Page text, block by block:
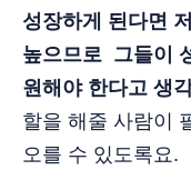
성장하게 된다면
높으므로 그들이
원해야 한다고 생
할을 해줄 사람이
오를 수 있도록요.